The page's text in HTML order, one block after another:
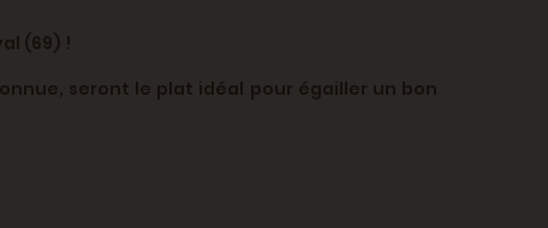
(69) !
seront le plat idéal pour égailler un bon